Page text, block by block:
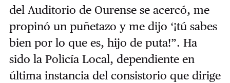
del Auditorio de Ourense se acercó, me
propinó un puñetazo y me dijo ‘¡tú sabes
bien por lo que es, hijo de puta!”. Ha
sido la Policía Local, dependiente en
última instancia del consistorio que dirige